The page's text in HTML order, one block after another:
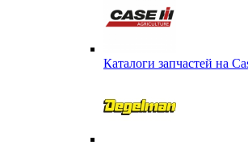
Каталоги запчастей на